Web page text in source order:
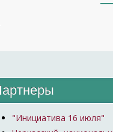
"Инициатива 16 июля"